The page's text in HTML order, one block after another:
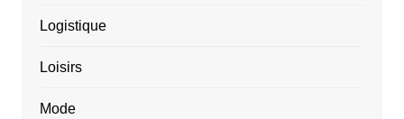
Logistique
Loisirs
Mode